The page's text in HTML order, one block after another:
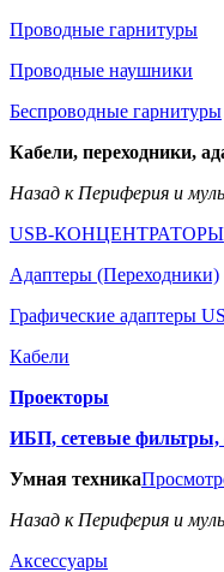
Проводные гарнитуры
Проводные наушники
Беспроводные гарнитуры
Кабели, переходники,
Назад к Периферия и
USB-КОНЦЕНТРАТОРЫ
Адаптеры (Переходники)
Графические адаптеры
Кабели
Проекторы
ИБП, сетевые фильтры,
Умная техника
Назад к Периферия и
Аксессуары